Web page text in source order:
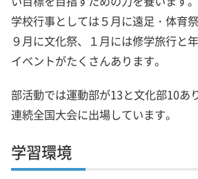
学校行事としては５月に遠足・体育
９月に文化祭、１月には修学旅行と
イベントがたくさんあります。
部活動では運動部が13と文化部10あ
連続全国大会に出場しています。
学習環境